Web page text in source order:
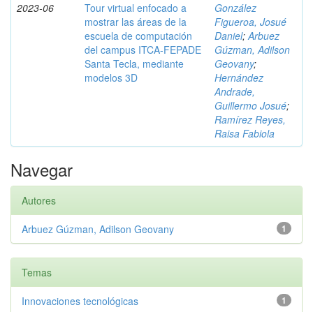
2023-06
Tour virtual enfocado a
mostrar las áreas de la
escuela de computación
del campus ITCA-FEPADE
Santa Tecla, mediante
modelos 3D
González
Figueroa, Josué
Daniel;Arbuez
Gúzman, Adilson
Geovany;
Hernández
Andrade,
Guillermo Josué;
Ramírez Reyes,
Raisa Fabiola
Navegar
Autores
1
Arbuez Gúzman, Adilson Geovany
Temas
1
Innovaciones tecnológicas